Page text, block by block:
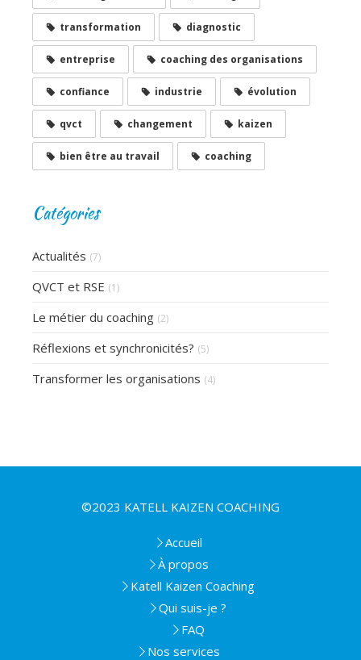
transformation diagnostic
entreprise coaching des organisations
confiance industrie évolution
qvct changement kaizen
bien être au travail coaching
Catégories
Actualités (7)
QVCT et RSE (1)
Le métier du coaching (2)
Réflexions et synchronicités? (5)
Transformer les organisations (4)
©2023 KATELL KAIZEN COACHING
Accueil
À propos
Katell Kaizen Coaching
Qui suis-je ?
FAQ
Nos services